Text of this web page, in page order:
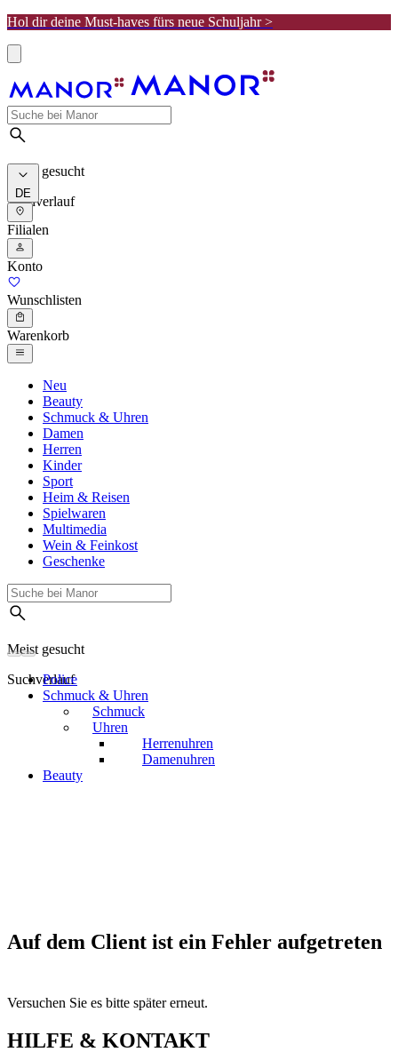
Hol dir deine Must-haves fürs neue Schuljahr >
Meist gesucht
Suchverlauf
DE
Filialen
Konto
Wunschlisten
Warenkorb
Neu
Beauty
Schmuck & Uhren
Damen
Herren
Kinder
Sport
Heim & Reisen
Spielwaren
Multimedia
Wein & Feinkost
Geschenke
Meist gesucht
Suchverlauf
Police
Schmuck & Uhren
Schmuck
Uhren
Herrenuhren
Damenuhren
Beauty
Auf dem Client ist ein Fehler aufgetreten
Versuchen Sie es bitte später erneut.
HILFE & KONTAKT